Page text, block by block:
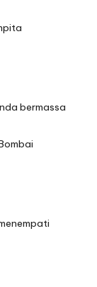
bermassa